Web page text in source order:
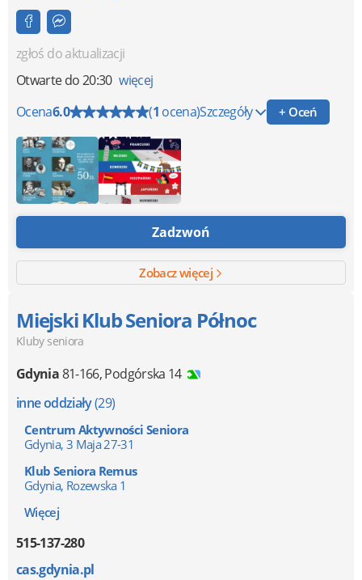
zgłoś do aktualizacji
Otwartedo 20:30 więcej
Ocena6.0 (1 ocena)Szczegóły + Oceń
Zadzwoń
Zobacz więcej
Miejski Klub Seniora Północ
Kluby seniora
Gdynia81-166,Podgórska 14
inne oddziały(29)
Centrum Aktywności Seniora
Gdynia, 3 Maja 27-31
Klub Seniora Remus
Gdynia, Rozewska 1
Więcej
515-137-280
cas.gdynia.pl